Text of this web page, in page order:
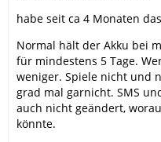
habe seit ca 4 Monaten
Normal hält der Akku bei
für mindestens 5 Tage.
weniger. Spiele nicht und
grad mal garnicht. SMS
auch nicht geändert,
könnte.